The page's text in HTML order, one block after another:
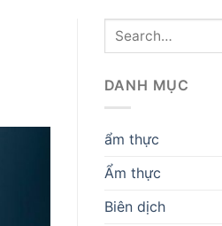
DANH MỤC
ẩm thực
Ẩm thực
Biên dịch